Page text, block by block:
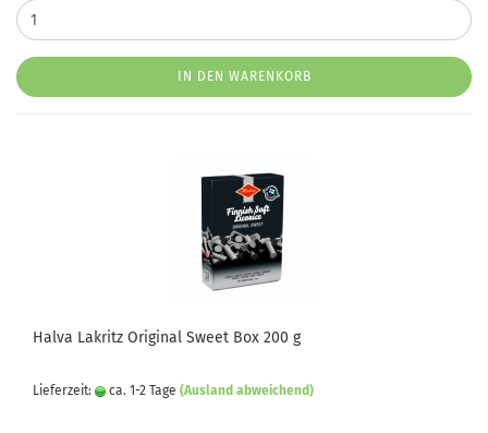
IN DEN WARENKORB
Halva Lakritz Original Sweet Box 200 g
Lieferzeit: ca. 1-2 Tage (Ausland abweichend)